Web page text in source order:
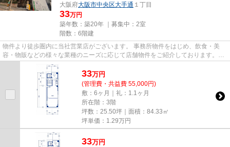
大阪府大阪市中央区大手通 １丁目
33万円
築年数：築20年 ｜募集中： 2室
階数：6階建
物件より徒歩圏内に当社営業店がございます。 事務所物件をはじめ、飲食・美
容・物販などの様々な業種のニーズに応じて店舗物件をご紹介しております。
尚、弊社ではおとり広告は一切...
33万円
(管理費・共益費 55,000円)
敷：6ヶ月｜礼：1.1ヶ月
所在階：3階
坪数：25.50坪｜面積：84.33㎡
坪単価： 1.29万円
33万円